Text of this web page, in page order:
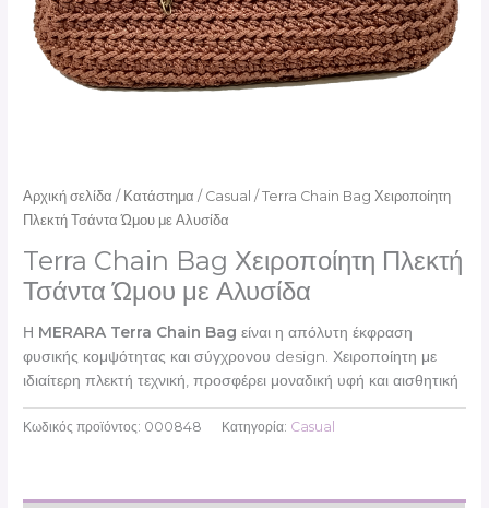
Αρχική σελίδα / Κατάστημα / Casual / Terra Chain Bag Χειροποίητη
Πλεκτή Τσάντα Ώμου με Αλυσίδα
Terra Chain Bag Χειροποίητη Πλεκτή
Τσάντα Ώμου με Αλυσίδα
Η MERARA Terra Chain Bag είναι η απόλυτη έκφραση
φυσικής κομψότητας και σύγχρονου design. Χειροποίητη με
ιδιαίτερη πλεκτή τεχνική, προσφέρει μοναδική υφή και αισθητική
Κωδικός προϊόντος: 000848 Κατηγορία: Casual